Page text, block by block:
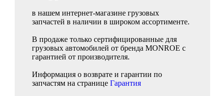
в нашем интернет-магазине грузовых
запчастей в наличии в широком ассортименте.
В продаже только сертифицированные для
грузовых автомобилей от бренда MONROE с
гарантией от производителя.
Информация о возврате и гарантии по
запчастям на странице Гарантия